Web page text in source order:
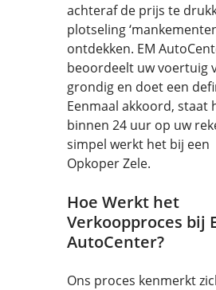
achteraf de prijs te
plotseling
ontdekken. EM
beoordeelt uw voertuig
grondig en doet een
Eenmaal akkoord, staat
binnen 24 uur op uw
simpel werkt het bij een
Opkoper Zele.
Hoe Werkt het
Verkoopproces bij
AutoCenter?
Ons proces kenmerkt